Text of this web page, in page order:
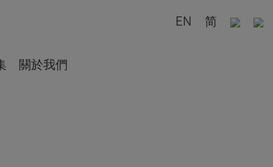
EN 简
關於我們